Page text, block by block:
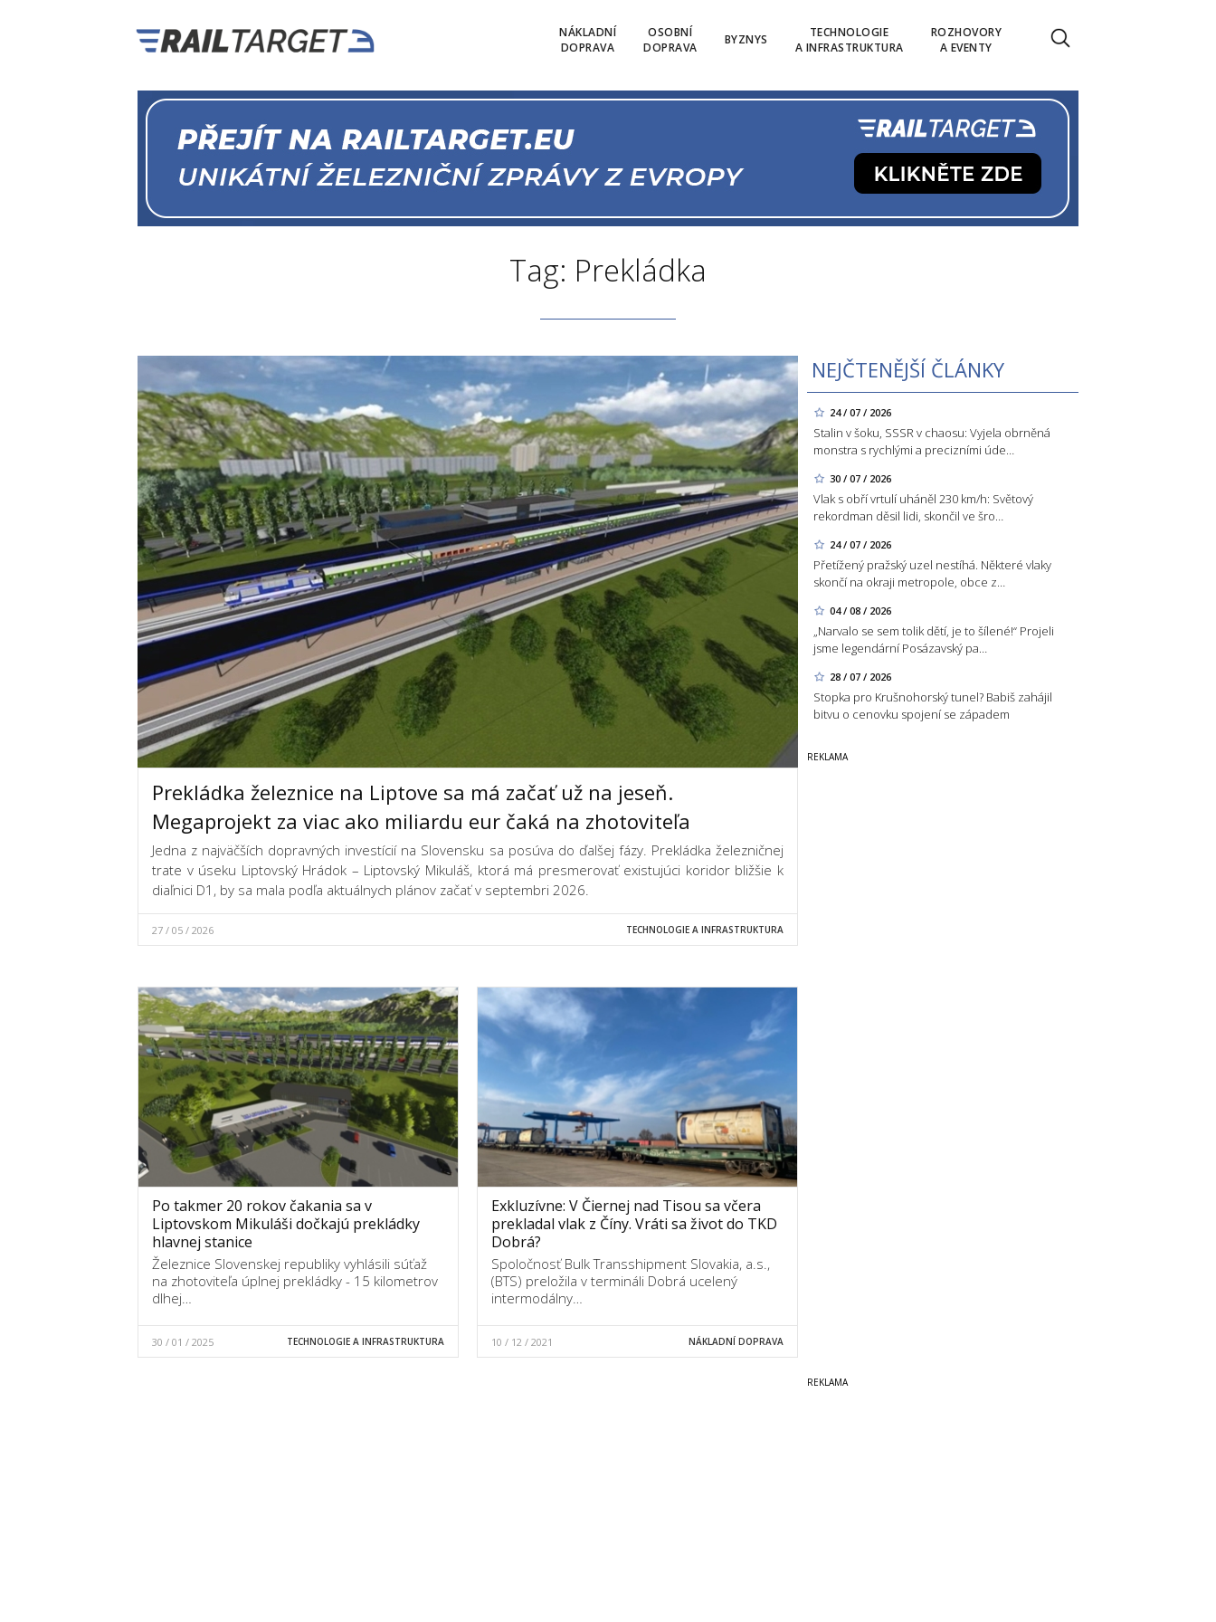
NÁKLADNÍ
DOPRAVA
OSOBNÍ
DOPRAVA
BYZNYS
TECHNOLOGIE
A INFRASTRUKTURA
ROZHOVORY
A EVENTY
Tag: Prekládka
NEJČTENĚJŠÍ ČLÁNKY
24 / 07 / 2026
Stalin v šoku, SSSR v chaosu: Vyjela obrněná
monstra s rychlými a precizními úde…
30 / 07 / 2026
Vlak s obří vrtulí uháněl 230 km/h: Světový
rekordman děsil lidi, skončil ve šro…
24 / 07 / 2026
Přetížený pražský uzel nestíhá. Některé vlaky
skončí na okraji metropole, obce z…
04 / 08 / 2026
„Narvalo se sem tolik dětí, je to šílené!“ Projeli
jsme legendární Posázavský pa…
28 / 07 / 2026
Stopka pro Krušnohorský tunel? Babiš zahájil
bitvu o cenovku spojení se západem
Prekládka železnice na Liptove sa má začať už na jeseň.
Megaprojekt za viac ako miliardu eur čaká na zhotoviteľa
Jedna z najväčších dopravných investícií na Slovensku sa posúva do ďalšej fázy. Prekládka železničnej
trate v úseku Liptovský Hrádok – Liptovský Mikuláš, ktorá má presmerovať existujúci koridor bližšie k
diaľnici D1, by sa mala podľa aktuálnych plánov začať v septembri 2026.
27 / 05 / 2026 TECHNOLOGIE A INFRASTRUKTURA
Po takmer 20 rokov čakania sa v
Liptovskom Mikuláši dočkajú prekládky
hlavnej stanice
Železnice Slovenskej republiky vyhlásili súťaž
na zhotoviteľa úplnej prekládky - 15 kilometrov
dlhej…
30 / 01 / 2025 TECHNOLOGIE A INFRASTRUKTURA
Exkluzívne: V Čiernej nad Tisou sa včera
prekladal vlak z Číny. Vráti sa život do TKD
Dobrá?
Spoločnosť Bulk Transshipment Slovakia, a.s.,
(BTS) preložila v termináli Dobrá ucelený
intermodálny…
10 / 12 / 2021 NÁKLADNÍ DOPRAVA